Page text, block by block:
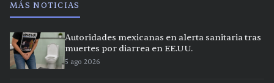
MÁS NOTICIAS
Autoridades mexicanas en alerta sanitaria tras
muertes por diarrea en EE.UU.
5 ago 2026